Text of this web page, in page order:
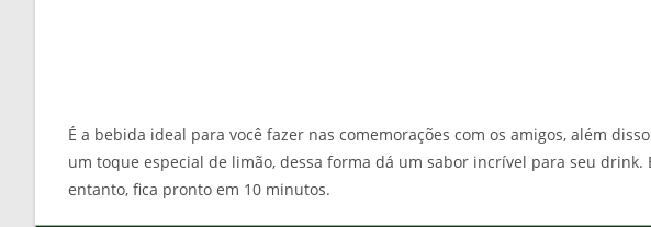
É a bebida ideal para você fazer nas comemorações com os amigos, além
um toque especial de limão, dessa forma dá um sabor incrível para seu drink.
entanto, fica pronto em 10 minutos.